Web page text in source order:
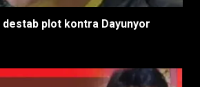
plot kontra Dayunyor